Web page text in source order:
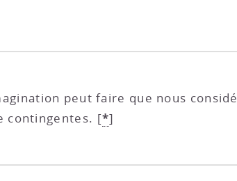
peut faire que nous
contingentes. [*]